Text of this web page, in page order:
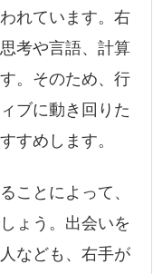
れています。右
考や言語、計算
。そのため、行
ブに動き回りた
すめします。
ことによって、
ょう。出会いを
なども、右手が